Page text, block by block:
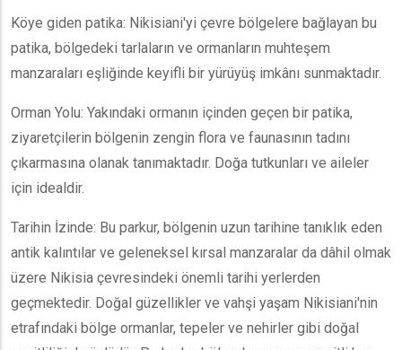
Köye giden patika: Nikisiani'yi çevre bölgelere bağlayan bu
patika, bölgedeki tarlaların ve ormanların muhteşem
manzaraları eşliğinde keyifli bir yürüyüş imkânı sunmaktadır.
Orman Yolu: Yakındaki ormanın içinden geçen bir patika,
ziyaretçilerin bölgenin zengin flora ve faunasının tadını
çıkarmasına olanak tanımaktadır. Doğa tutkunları ve aileler
için idealdir.
Tarihin İzinde: Bu parkur, bölgenin uzun tarihine tanıklık eden
antik kalıntılar ve geleneksel kırsal manzaralar da dâhil olmak
üzere Nikisia çevresindeki önemli tarihi yerlerden
geçmektedir. Doğal güzellikler ve vahşi yaşam Nikisiani'nin
etrafındaki bölge ormanlar, tepeler ve nehirler gibi doğal